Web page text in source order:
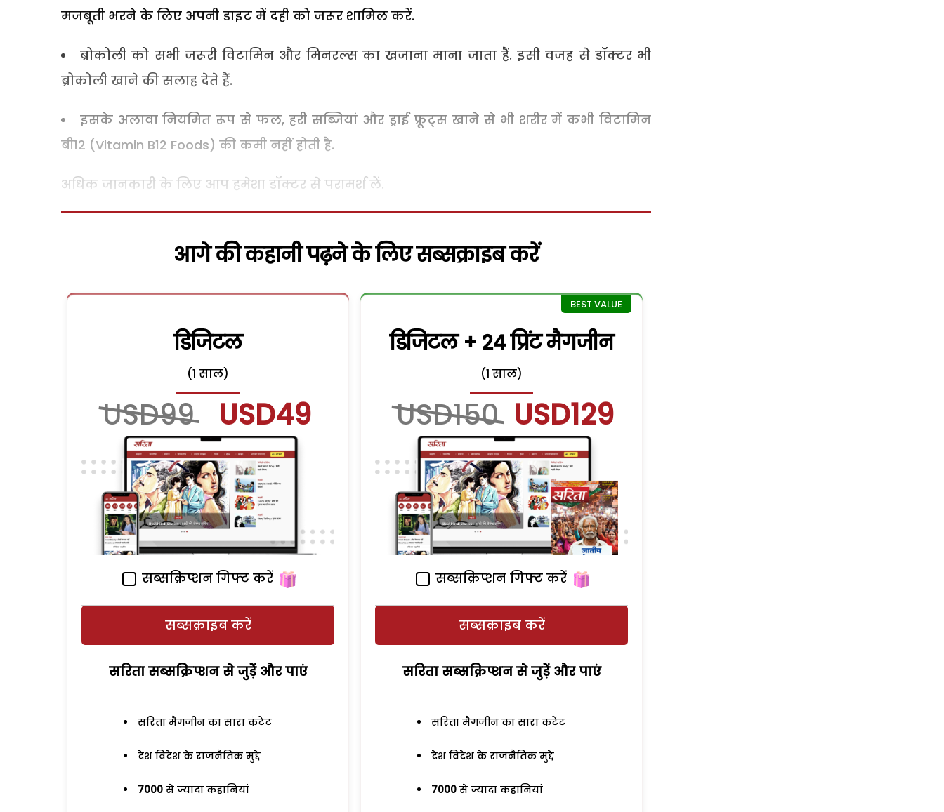
मजबूती भरने के लिए अपनी डाइट में दही को जरूर शामिल करें.
ब्रोकोली को सभी जरूरी विटामिन और मिनरल्स का खजाना माना जाता हैं. इसी वजह से डॉक्टर भी
ब्रोकोली खाने की सलाह देते हैं.
इसके अलावा नियमित रूप से फल, हरी सब्जियां और ड्राई फ्रूट्स खाने से भी शरीर में कभी विटामिन
बी12 (Vitamin B12 Foods) की कमी नहीं होती है.
अधिक जानकारी के लिए आप हमेशा डॉक्टर से परामर्श लें.
आगे की कहानी पढ़ने के लिए सब्सक्राइब करें
डिजिटल
(1 साल)
USD99 USD49
सब्सक्रिप्शन गिफ्ट करें
सब्सक्राइब करें
सरिता सब्सक्रिप्शन से जुड़ेें और पाएं
सरिता मैगजीन का सारा कंटेंट
देश विदेश के राजनैतिक मुद्दे
7000 से ज्यादा कहानियां
डिजिटल + 24 प्रिंट मैगजीन
(1 साल)
USD150 USD129
सब्सक्रिप्शन गिफ्ट करें
सब्सक्राइब करें
सरिता सब्सक्रिप्शन से जुड़ेें और पाएं
सरिता मैगजीन का सारा कंटेंट
देश विदेश के राजनैतिक मुद्दे
7000 से ज्यादा कहानियां